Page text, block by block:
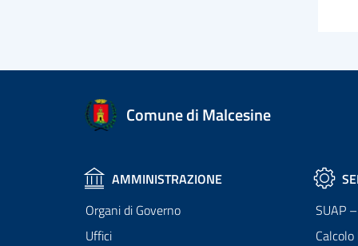
Comune di Malcesine
AMMINISTRAZIONE
Organi di Governo
Uffici
SUAP